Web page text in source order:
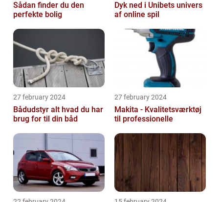
Sådan finder du den
perfekte bolig
Dyk ned i Unibets univers
af online spil
27 february 2024
Bådudstyr alt hvad du har
brug for til din båd
27 february 2024
Makita - Kvalitetsværktøj
til professionelle